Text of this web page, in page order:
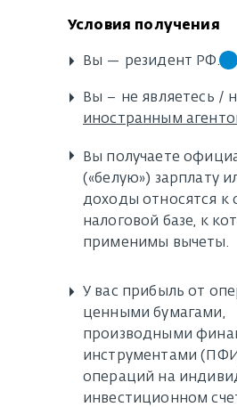
Условия получения
Вы получаете
(«белую») зарплату
доходы относятся к
налоговой базе, к
применимы вычеты.
У вас прибыль от
ценными бумагами,
производными
инструментами
операций на
инвестиционном
Вы — резидент РФ.
▸
Вы – не являетесь /
иностранным
▸
▸
▸